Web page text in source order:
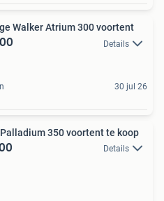
Walker Atrium 300 voortent
Details
30 jul 26
350 voortent te koop
Details